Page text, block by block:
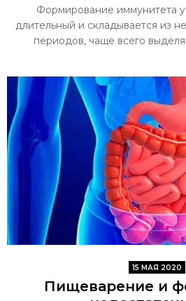
Формирование иммунитета
длительный и складывается из
периодов, чаще всего
15 МАЯ 2020
Пищеварение и